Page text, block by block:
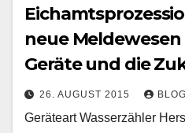
neue
Geräte und die
26. AUGUST 2015
Geräteart Wasserzähler